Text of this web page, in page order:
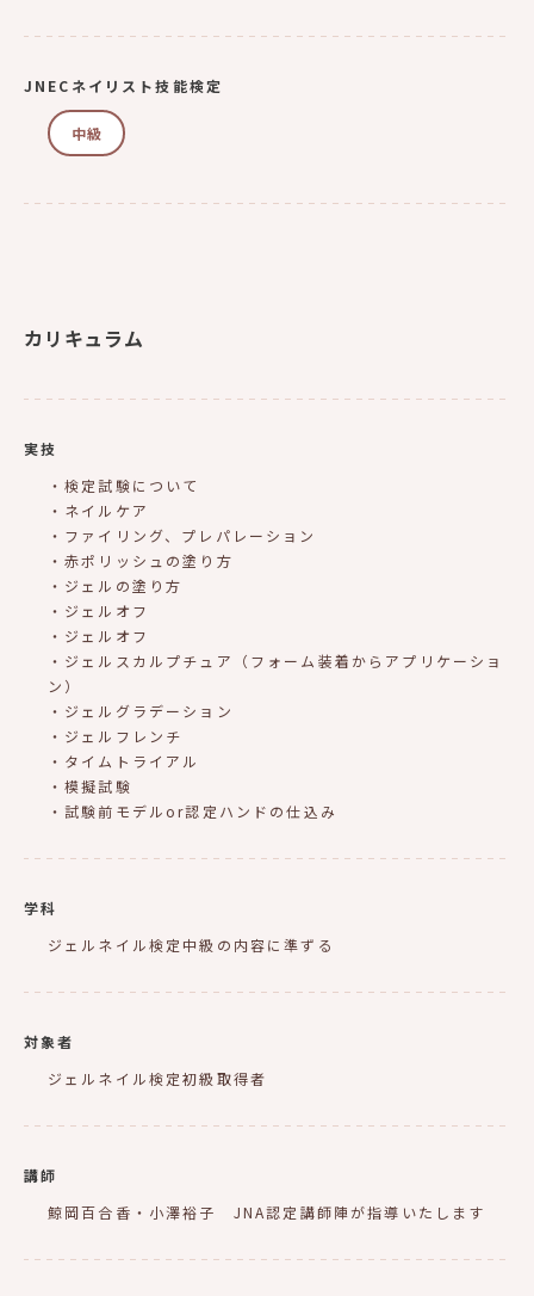
JNECネイリスト技能検定
中級
カリキュラム
実技
・検定試験について
・ネイルケア
・ファイリング、プレパレーション
・赤ポリッシュの塗り方
・ジェルの塗り方
・ジェルオフ
・ジェルオフ
・ジェルスカルプチュア（フォーム装着からアプリケーショ
ン）
・ジェルグラデーション
・ジェルフレンチ
・タイムトライアル
・模擬試験
・試験前モデルor認定ハンドの仕込み
学科
ジェルネイル検定中級の内容に準ずる
対象者
ジェルネイル検定初級取得者
講師
鯨岡百合香・小澤裕子 JNA認定講師陣が指導いたします